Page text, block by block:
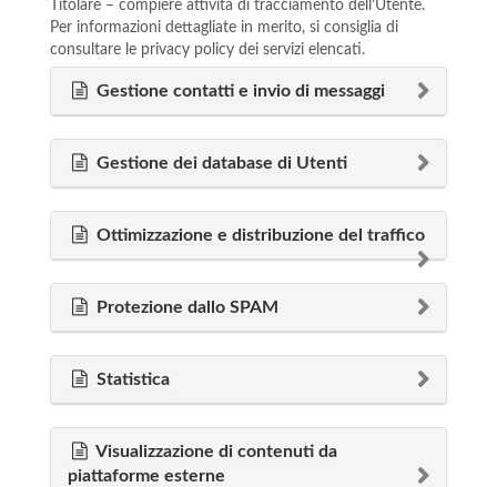
Titolare – compiere attività di tracciamento dell’Utente.
Per informazioni dettagliate in merito, si consiglia di
consultare le privacy policy dei servizi elencati.
Gestione contatti e invio di messaggi
Gestione dei database di Utenti
Ottimizzazione e distribuzione del traffico
Protezione dallo SPAM
Statistica
Visualizzazione di contenuti da
piattaforme esterne